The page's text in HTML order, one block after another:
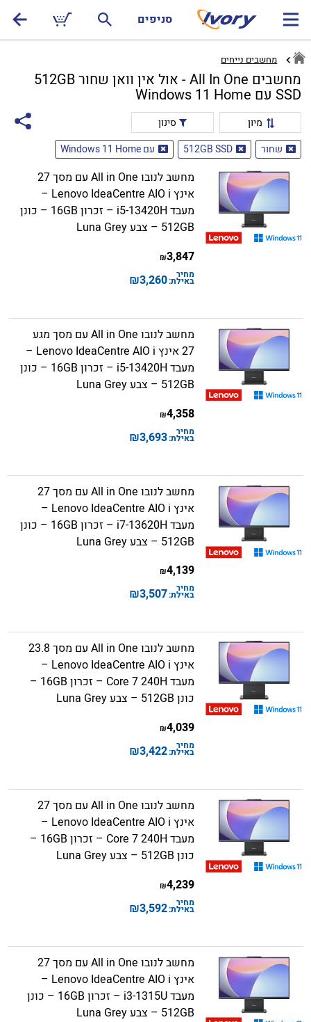
סניפים
מחשבים נייחים
מחשבים All In One - אול אין וואן שחור 512GB
SSD עם Windows 11 Home
מיון
סינון
שחור
512GB SSD עם Windows 11 Home
מחשב לנובו All in One עם מסך 27
אינץ Lenovo IdeaCentre AIO i –
מעבד i5-13420H – זכרון 16GB – כונן
512GB – צבע Luna Grey
3,847
₪
מחיר
באילת:3,260
₪
מחשב לנובו All in One עם מסך מגע
27 אינץ Lenovo IdeaCentre AIO i –
מעבד i5-13420H – זכרון 16GB – כונן
512GB – צבע Luna Grey
4,358
₪
מחיר
באילת:3,693
₪
מחשב לנובו All in One עם מסך 27
אינץ Lenovo IdeaCentre AIO i –
מעבד i7-13620H – זכרון 16GB – כונן
512GB – צבע Luna Grey
4,139
₪
מחיר
באילת:3,507
₪
מחשב לנובו All in One עם מסך 23.8
אינץ Lenovo IdeaCentre AIO i –
מעבד Core 7 240H – זכרון 16GB –
כונן 512GB – צבע Luna Grey
4,039
₪
מחיר
באילת:3,422
₪
מחשב לנובו All in One עם מסך 27
אינץ Lenovo IdeaCentre AIO i –
מעבד Core 7 240H – זכרון 16GB –
כונן 512GB – צבע Luna Grey
4,239
₪
מחיר
באילת:3,592
₪
מחשב לנובו All in One עם מסך 27
אינץ Lenovo IdeaCentre AIO i –
מעבד i3-1315U – זכרון 16GB – כונן
512GB – צבע Luna Grey